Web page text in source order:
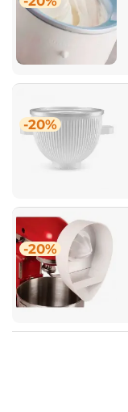
-20%
-20%